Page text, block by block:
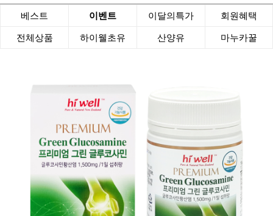
베스트 이벤트 이달의특가 회원혜택
전체상품 하이웰초유 산양유 마누카꿀